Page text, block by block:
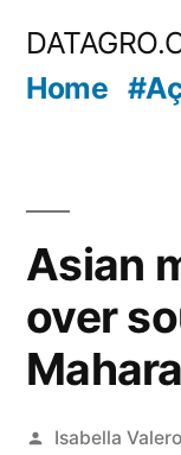
Home
Asian
over
Publicado
Isabella Valero